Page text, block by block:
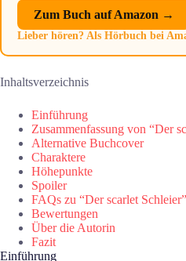
Zum Buch auf Amazon →
Lieber hören? Als Hörbuch bei
Inhaltsverzeichnis
Einführung
Zusammenfassung von “Der
Alternative Buchcover
Charaktere
Höhepunkte
Spoiler
FAQs zu “Der scarlet Schleier”
Bewertungen
Über die Autorin
Fazit
Einführung